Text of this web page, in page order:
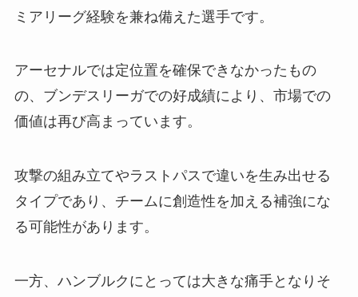
ミアリーグ経験を兼ね備えた選手です。
アーセナルでは定位置を確保できなかったもの
の、ブンデスリーガでの好成績により、市場での
価値は再び高まっています。
攻撃の組み立てやラストパスで違いを生み出せる
タイプであり、チームに創造性を加える補強にな
る可能性があります。
一方、ハンブルクにとっては大きな痛手となりそ